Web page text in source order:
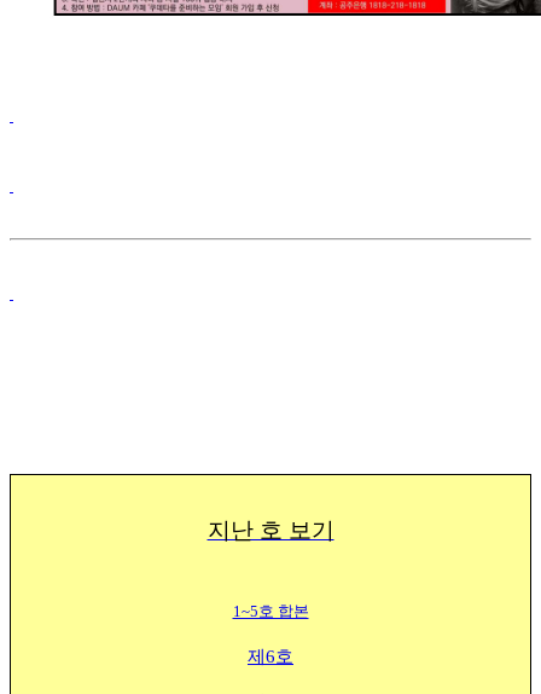
지난 호 보기
1~5호 합본
제6호